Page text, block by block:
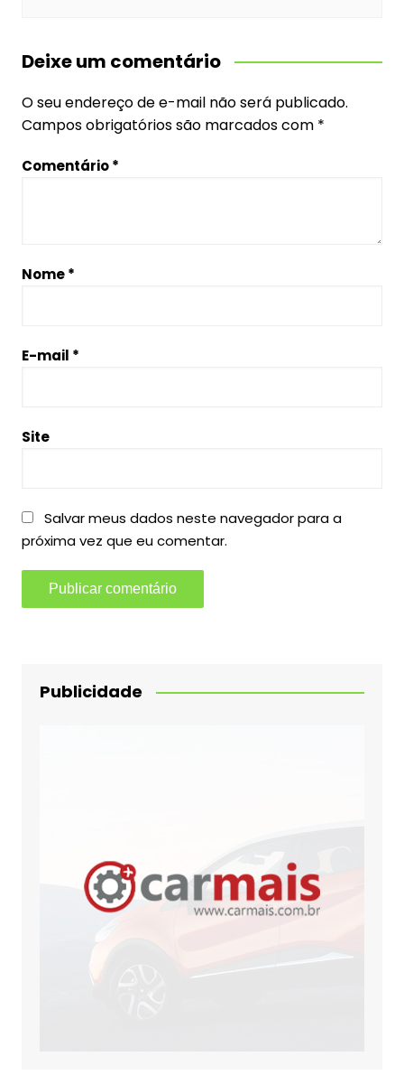
Deixe um comentário
O seu endereço de e-mail não será publicado.
Campos obrigatórios são marcados com *
Comentário*
Nome*
E-mail *
Site
Salvar meus dados neste navegador para a
próxima vez que eu comentar.
Publicidade